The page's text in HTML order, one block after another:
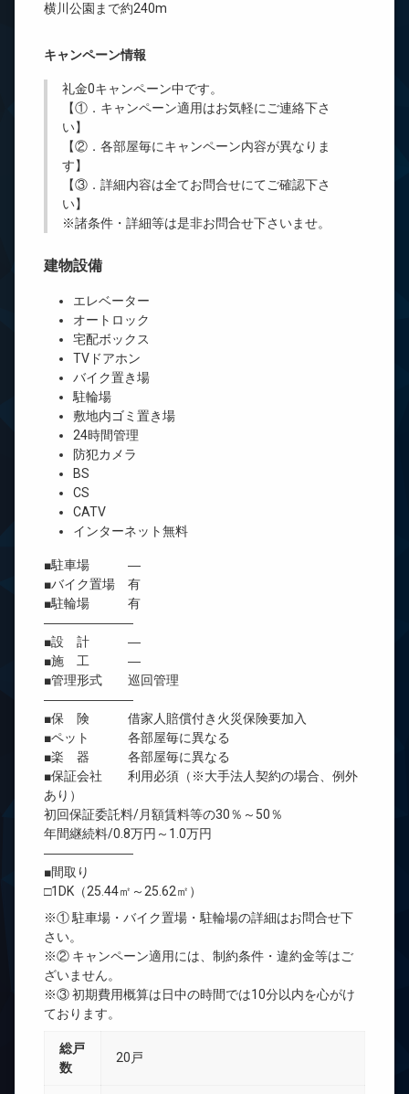
横川公園まで約240m
キャンペーン情報
礼金0キャンペーン中です。
【①．キャンペーン適用はお気軽にご連絡下さ
い】
【②．各部屋毎にキャンペーン内容が異なりま
す】
【③．詳細内容は全てお問合せにてご確認下さ
い】
※諸条件・詳細等は是非お問合せ下さいませ。
建物設備
エレベーター
オートロック
宅配ボックス
TVドアホン
バイク置き場
駐輪場
敷地内ゴミ置き場
24時間管理
防犯カメラ
BS
CS
CATV
インターネット無料
■駐車場 ―
■バイク置場 有
■駐輪場 有
―――――――
■設 計 ―
■施 工 ―
■管理形式 巡回管理
―――――――
■保 険 借家人賠償付き火災保険要加入
■ペット 各部屋毎に異なる
■楽 器 各部屋毎に異なる
■保証会社 利用必須（※大手法人契約の場合、例外
あり）
初回保証委託料/月額賃料等の30％～50％
年間継続料/0.8万円～1.0万円
―――――――
■間取り
□1DK（25.44㎡～25.62㎡）
※① 駐車場・バイク置場・駐輪場の詳細はお問合せ下
さい。
※② キャンペーン適用には、制約条件・違約金等はご
ざいません。
※③ 初期費用概算は日中の時間では10分以内を心がけ
ております。
総戸
数
20戸